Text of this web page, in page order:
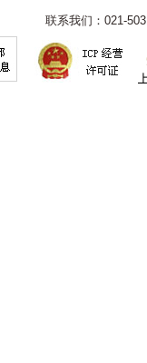
联系我们：021-